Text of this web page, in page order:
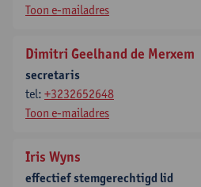
Toon e-mailadres
Dimitri Geelhand de Merxem
secretaris
tel: +3232652648
Toon e-mailadres
Iris Wyns
effectief stemgerechtigd lid